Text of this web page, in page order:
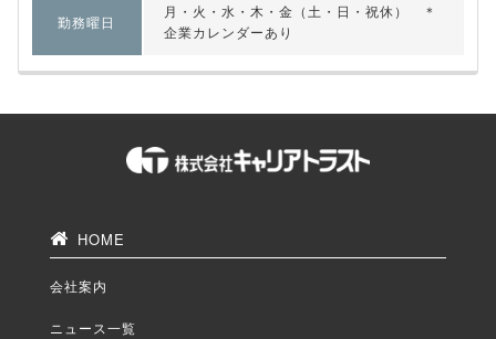
勤務曜日
月・火・水・木・金（土・日・祝休） ＊
企業カレンダーあり
HOME
会社案内
ニュース一覧